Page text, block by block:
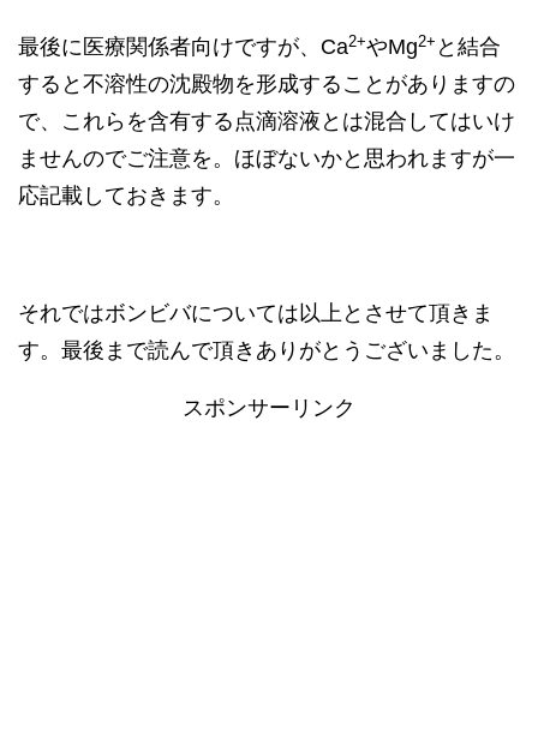
最後に医療関係者向けですが、Ca2+やMg2+ と結合
すると不溶性の沈殿物を形成することがありますの
で、これらを含有する点滴溶液とは混合してはいけ
ませんのでご注意を。ほぼないかと思われますが一
応記載しておきます。
それではボンビバについては以上とさせて頂きま
す。最後まで読んで頂きありがとうございました。
スポンサーリンク